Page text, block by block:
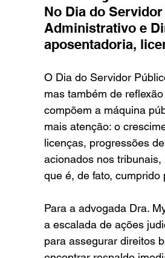
Social por José Patrício Neto
No Dia do
Administrativo e
aposentadoria,
O Dia do Servidor
mas também de
compõem a máquina
mais atenção: o
licenças, progressões
acionados nos
que é, de fato,
Para a advogada Dra.
a escalada de ações
para assegurar direitos